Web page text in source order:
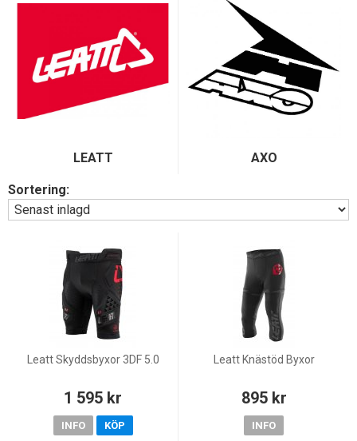
LEATT AXO
Sortering:
Leatt Skyddsbyxor 3DF 5.0
1 595 kr
INFO KÖP
Leatt Knästöd Byxor
895 kr
INFO